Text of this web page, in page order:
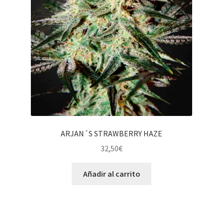
ARJAN´S STRAWBERRY HAZE
32,50€
Añadir al carrito